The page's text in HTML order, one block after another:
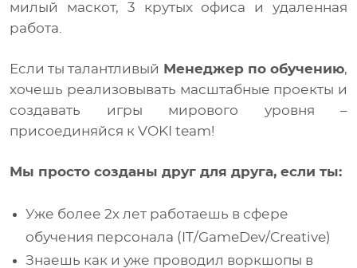
милый маскот, 3 крутых офиса и удаленная
работа.
Если ты талантливый Менеджер по обучению,
хочешь реализовывать масштабные проекты и
создавать игры мирового уровня –
присоединяйся к VOKI team!
Мы просто созданы друг для друга, если ты:
Уже более 2х лет работаешь в сфере
обучения персонала (IT/GameDev/Creative)
Знаешь как и уже проводил воркшопы в